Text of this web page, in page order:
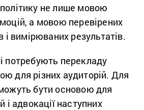
не лише мовою
а мовою перевірених
і вимірюваних результатів.
потребують перекладу
для різних аудиторій. Для
бути основою для
і адвокації наступних